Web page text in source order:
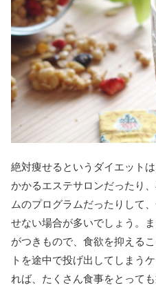
絶対痩せるというダイエット
かかるエステサロンだったり
ムのプログラムだったりして
せない場合が多いでしょう。
がつきもので、食欲を抑える
トを途中で投げ出してしまう
れば、たくさん食事をとって